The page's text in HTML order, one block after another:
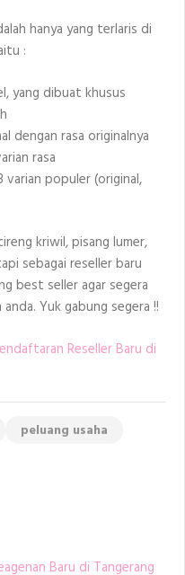
hanya yang terlaris di
:
yang dibuat khusus
dengan rasa originalnya
rasa
varian populer (original,
kriwil, pisang lumer,
sebagai reseller baru
best seller agar segera
Yuk gabung segera !!
Reseller Baru di
peluang usaha
Baru di Tangerang